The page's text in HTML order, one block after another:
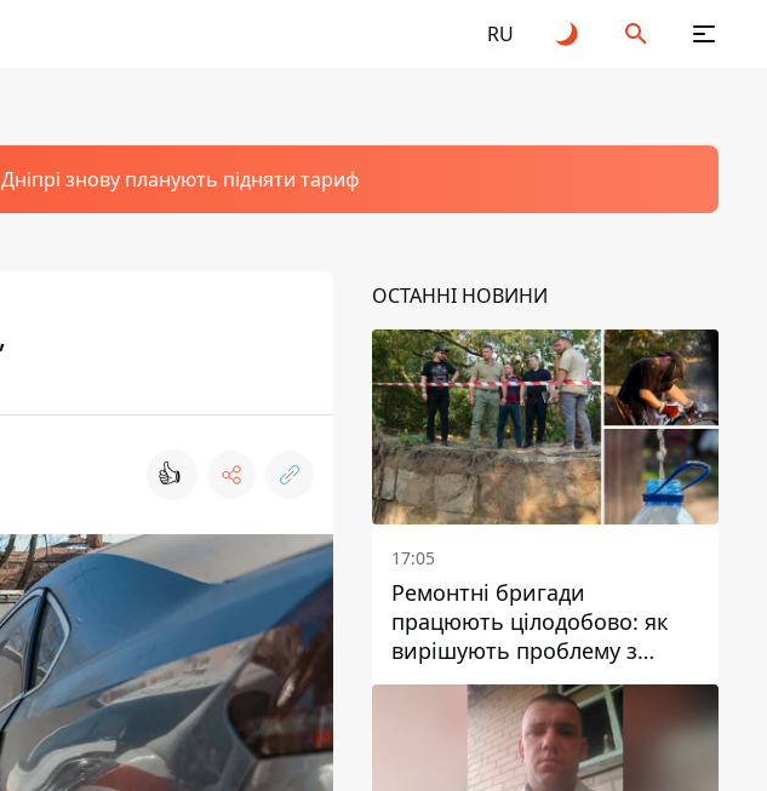
RU
знову планують підняти тариф
👍
ОСТАННІ НОВИНИ
17:05
Ремонтні бригади
працюють цілодобово: як
вирішують проблему з
водою у Марганецькій
громаді